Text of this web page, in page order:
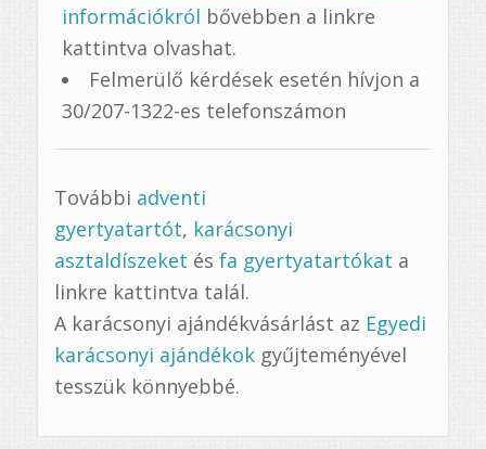
információkról bővebben a linkre
kattintva olvashat.
Felmerülő kérdések esetén hívjon a
30/207-1322-es telefonszámon
További adventi
gyertyatartót, karácsonyi
asztaldíszeket és fa gyertyatartókat a
linkre kattintva talál.
A karácsonyi ajándékvásárlást az Egyedi
karácsonyi ajándékokgyűjteményével
tesszük könnyebbé.